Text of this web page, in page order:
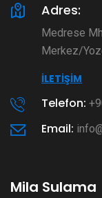
Adres:
Medrese
Merkez/
İLETIŞIM
Telefon:
Email:
Mila Sulama